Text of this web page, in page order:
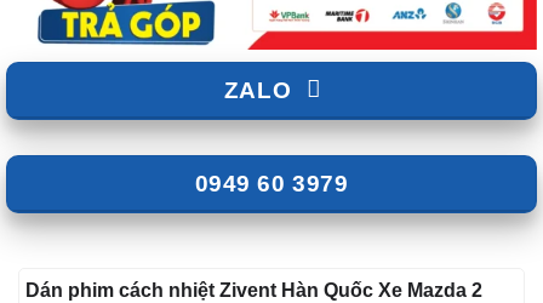
ZALO
0949 60 3979
Dán phim cách nhiệt Zivent Hàn Quốc Xe Mazda 2